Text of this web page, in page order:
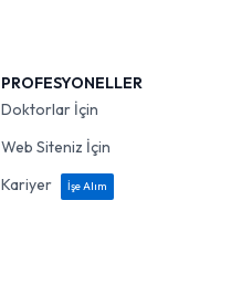
PROFESYONELLER
Doktorlar İçin
Web Siteniz İçin
Kariyer
İşe Alım